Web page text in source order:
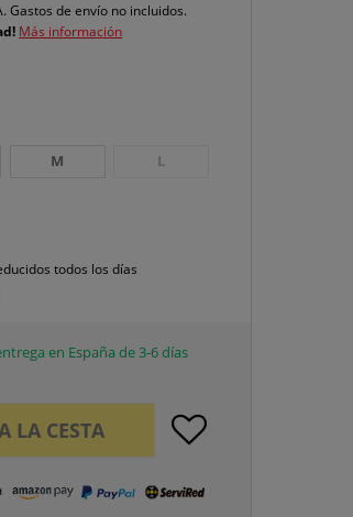
Gastos de envío no incluidos.
Más información
M L
todos los días
en España de 3-6 días
LA CESTA